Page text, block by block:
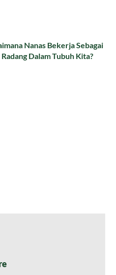
Nanas Bekerja Sebagai
Dalam Tubuh Kita?